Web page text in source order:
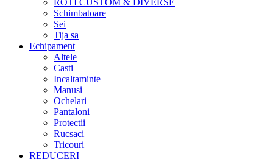
ROTI CUSTOM & DIVERSE
Schimbatoare
Sei
Tija sa
Echipament
Altele
Casti
Incaltaminte
Manusi
Ochelari
Pantaloni
Protectii
Rucsaci
Tricouri
REDUCERI